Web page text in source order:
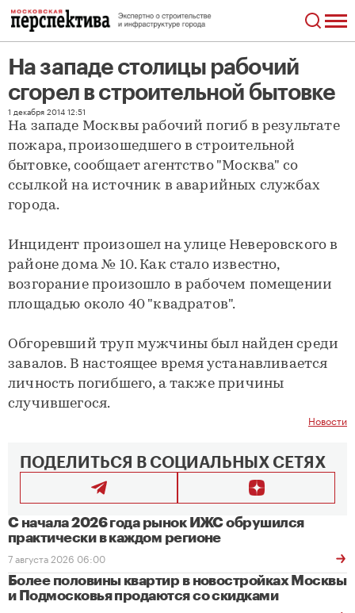
На западе столицы рабочий
сгорел в строительной бытовке
1 декабря 2014 12:51
На западе Москвы рабочий погиб в результате
пожара, произошедшего в строительной
бытовке, сообщает агентство "Москва" со
ссылкой на источник в аварийных службах
города.
Инцидент произошел на улице Неверовского в
районе дома № 10. Как стало известно,
возгорание произошло в рабочем помещении
площадью около 40 "квадратов".
Обгоревший труп мужчины был найден среди
завалов. В настоящее время устанавливается
личность погибшего, а также причины
случившегося.
Новости
ПОДЕЛИТЬСЯ В СОЦИАЛЬНЫХ СЕТЯХ
С начала 2026 года рынок ИЖС обрушился
практически в каждом регионе
7 августа 2026 06:00
Более половины квартир в новостройках Москвы
и Подмосковья продаются со скидками